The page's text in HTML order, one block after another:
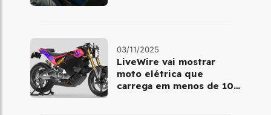
03/11/2025
LiveWire vai mostrar
moto elétrica que
carrega em menos de 10